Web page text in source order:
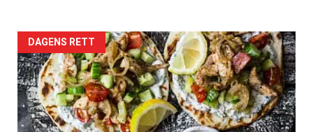
Forsiden
akkurat
nå
DAGENS RETT